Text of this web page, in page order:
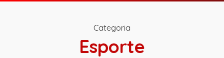
Categoria
Esporte